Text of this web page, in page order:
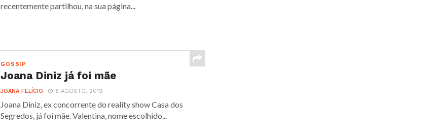
recentemente partilhou, na sua página...
GOSSIP
Joana Diniz já foi mãe
JOANA FELÍCIO 6 AGOSTO, 2019
Joana Diniz, ex concorrente do reality show Casa dos
Segredos, já foi mãe. Valentina, nome escolhido...